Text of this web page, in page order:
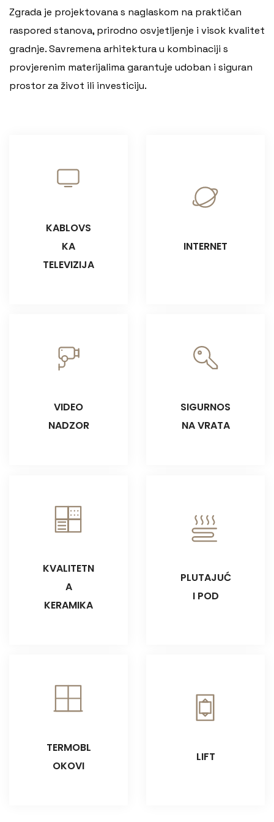
Zgrada je projektovana s naglaskom na praktičan
raspored stanova, prirodno osvjetljenje i visok kvalitet
gradnje. Savremena arhitektura u kombinaciji s
provjerenim materijalima garantuje udoban i siguran
prostor za život ili investiciju.
KABLOVS
KA
TELEVIZIJA
INTERNET
VIDEO
NADZOR
SIGURNOS
NA VRATA
KVALITETN
A
KERAMIKA
PLUTAJUĆ
I POD
TERMOBL
OKOVI
LIFT